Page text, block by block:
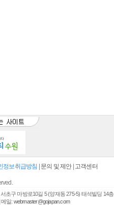
정보취급방침 문의 및 제안| 고객센터
초구 마방로10길 5 (양재동 275-5) 태석빌딩 14층
메일: webmaster@gojapan.com